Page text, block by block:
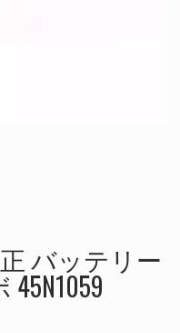
バッテリー
45N1059